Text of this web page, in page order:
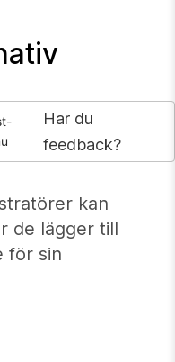
Har du
feedback?
kan
de lägger till
för sin